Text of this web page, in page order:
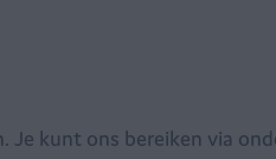
Je kunt ons bereiken via